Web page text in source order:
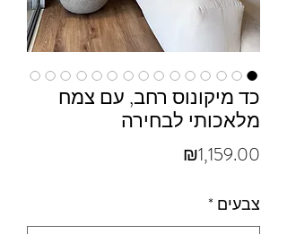
כד מיקונוס רחב, עם צמח
מלאכותי לבחירה
₪1,159.00
צבעים*